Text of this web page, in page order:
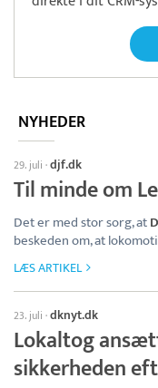
NYHEDER
29. juli ·djf.dk
Til minde om
Det er med stor sorg, at
beskeden om, at
LÆS ARTIKEL
23. juli ·dknyt.dk
Lokaltog
sikkerheden